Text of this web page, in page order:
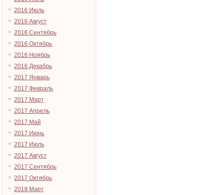
2016 Июль
2016 Август
2016 Сентябрь
2016 Октябрь
2016 Ноябрь
2016 Декабрь
2017 Январь
2017 Февраль
2017 Март
2017 Апрель
2017 Май
2017 Июнь
2017 Июль
2017 Август
2017 Сентябрь
2017 Октябрь
2018 Март